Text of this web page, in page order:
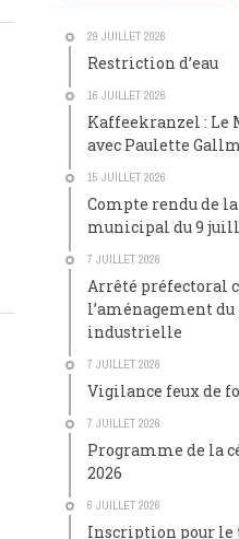
29 JUILLET 2026
Restriction d’eau
16 JUILLET 2026
Kaffeekranzel : Le
avec Paulette
15 JUILLET 2026
Compte rendu de
municipal du 9
7 JUILLET 2026
Arrêté préfectoral
l’aménagement du
industrielle
7 JUILLET 2026
Vigilance feux de
7 JUILLET 2026
Programme de la
2026
6 JUILLET 2026
Inscription pour le